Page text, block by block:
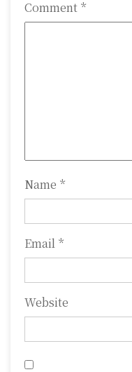
g
n
Comment *
Name *
Email *
Website